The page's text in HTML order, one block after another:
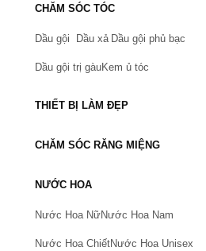
CHĂM SÓC TÓC
Dầu gội Dầu xả Dầu gội phủ bạc
Dầu gội trị gàuKem ủ tóc
THIẾT BỊ LÀM ĐẸP
CHĂM SÓC RĂNG MIỆNG
NƯỚC HOA
Nước Hoa NữNước Hoa Nam
Nước Hoa ChiếtNước Hoa Unisex